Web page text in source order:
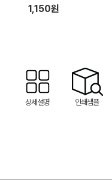
1,150원
상세설명 인쇄샘플